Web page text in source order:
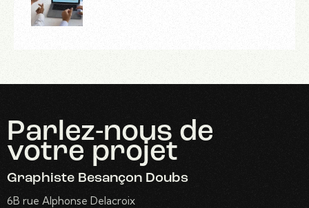
Parlez-nous de
votre projet
Graphiste Besançon Doubs
6B rue Alphonse Delacroix